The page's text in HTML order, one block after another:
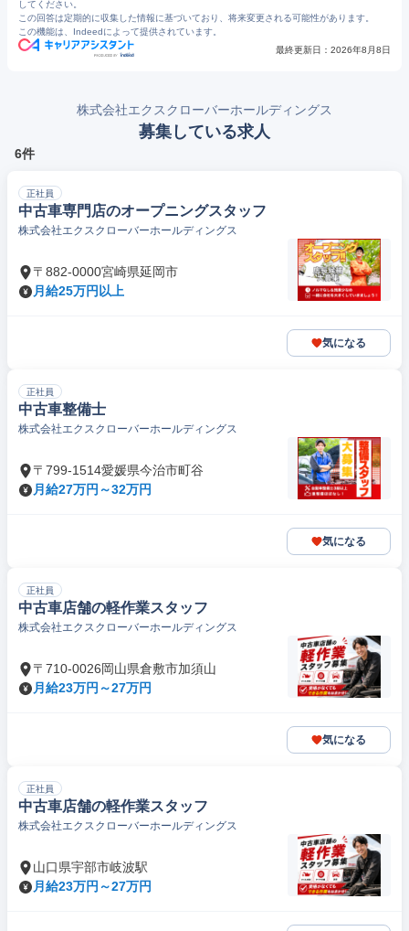
してください。
この回答は定期的に収集した情報に基づいており、将来変更される可能性があります。
この機能は、Indeedによって提供されています。
最終更新日： 2026年8月8日
株式会社エクスクローバーホールディングス
募集している求人
6件
正社員
中古車専門店のオープニングスタッフ
株式会社エクスクローバーホールディングス
〒882-0000宮崎県延岡市
月給25万円以上
気になる
正社員
中古車整備士
株式会社エクスクローバーホールディングス
〒799-1514愛媛県今治市町谷
月給27万円～32万円
気になる
正社員
中古車店舗の軽作業スタッフ
株式会社エクスクローバーホールディングス
〒710-0026岡山県倉敷市加須山
月給23万円～27万円
気になる
正社員
中古車店舗の軽作業スタッフ
株式会社エクスクローバーホールディングス
山口県宇部市岐波駅
月給23万円～27万円